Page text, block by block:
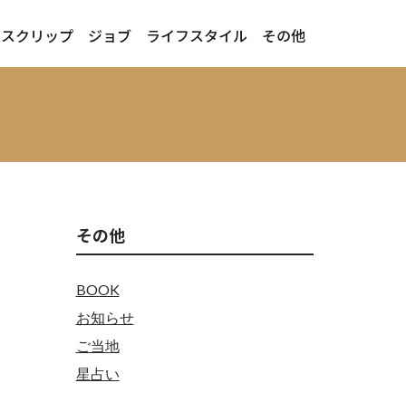
クリップ ジョブ ライフスタイル その他
その他
BOOK
お知らせ
ご当地
星占い